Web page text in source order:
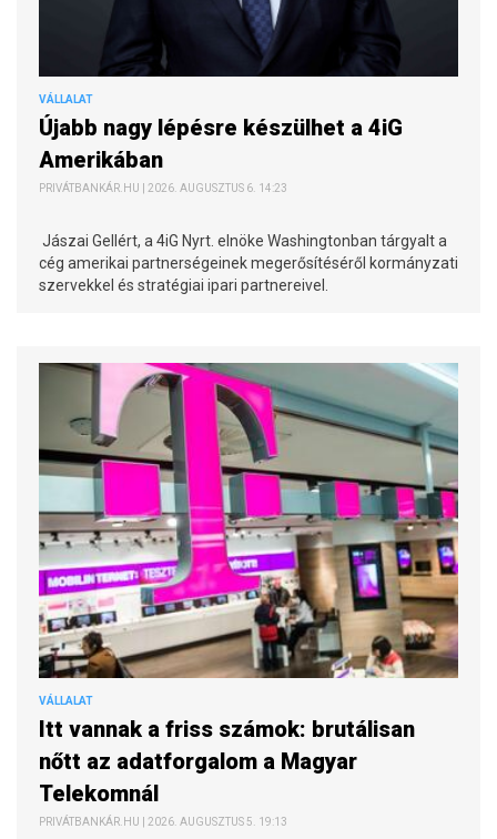
VÁLLALAT
Újabb nagy lépésre készülhet a 4iG
Amerikában
PRIVÁTBANKÁR.HU | 2026. AUGUSZTUS 6. 14:23
Jászai Gellért, a 4iG Nyrt. elnöke Washingtonban tárgyalt a
cég amerikai partnerségeinek megerősítéséről kormányzati
szervekkel és stratégiai ipari partnereivel.
VÁLLALAT
Itt vannak a friss számok: brutálisan
nőtt az adatforgalom a Magyar
Telekomnál
PRIVÁTBANKÁR.HU | 2026. AUGUSZTUS 5. 19:13